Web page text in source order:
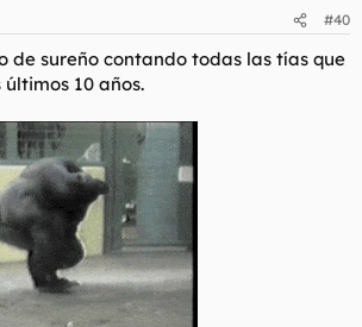
#40
de sureño contando todas las tías que
10 años.